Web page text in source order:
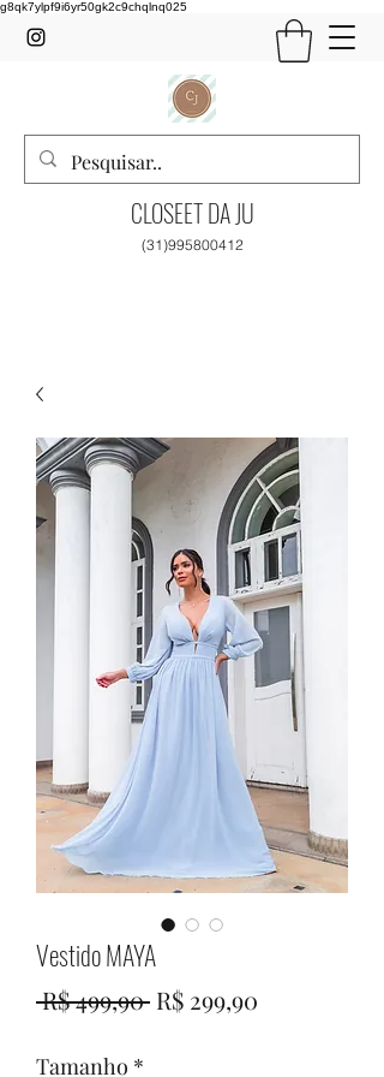
g8qk7ylpf9i6yr50gk2c9chqlnq025
CLOSEET DA JU
(31)995800412
Vestido MAYA
R$ 499,90 Preço
R$ 299,90
Tamanho *